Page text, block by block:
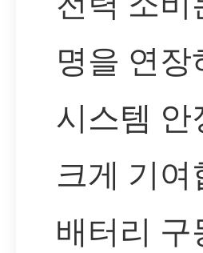
명을 연
시스템
크게 기
배터리